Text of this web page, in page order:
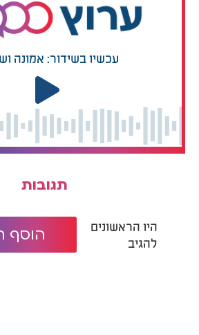
עכשיו בשידור: אמונה
תגובות
היו הראשונים
להגיב
הוסף